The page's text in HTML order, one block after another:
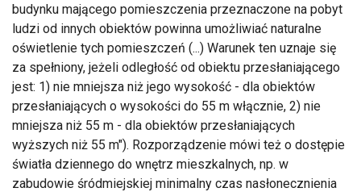
budynku mającego pomieszczenia przeznaczone na pobyt
ludzi od innych obiektów powinna umożliwiać naturalne
oświetlenie tych pomieszczeń (...) Warunek ten uznaje się
za spełniony, jeżeli odległość od obiektu przesłaniającego
jest: 1) nie mniejsza niż jego wysokość - dla obiektów
przesłaniających o wysokości do 55 m włącznie, 2) nie
mniejsza niż 55 m - dla obiektów przesłaniających
wyższych niż 55 m"). Rozporządzenie mówi też o dostępie
światła dziennego do wnętrz mieszkalnych, np. w
zabudowie śródmiejskiej minimalny czas nasłonecznienia